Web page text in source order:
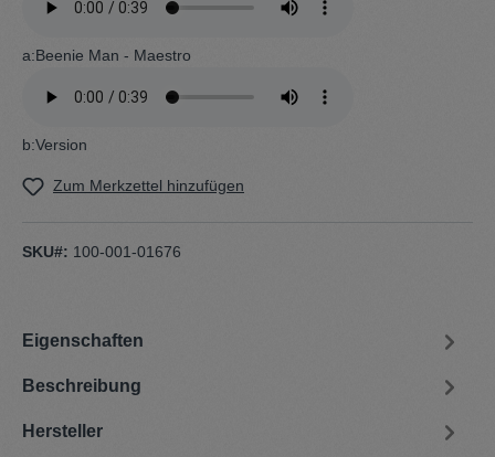
a:Beenie Man - Maestro
b:Version
Zum Merkzettel hinzufügen
SKU#: 100-001-01676
Eigenschaften
Beschreibung
Hersteller